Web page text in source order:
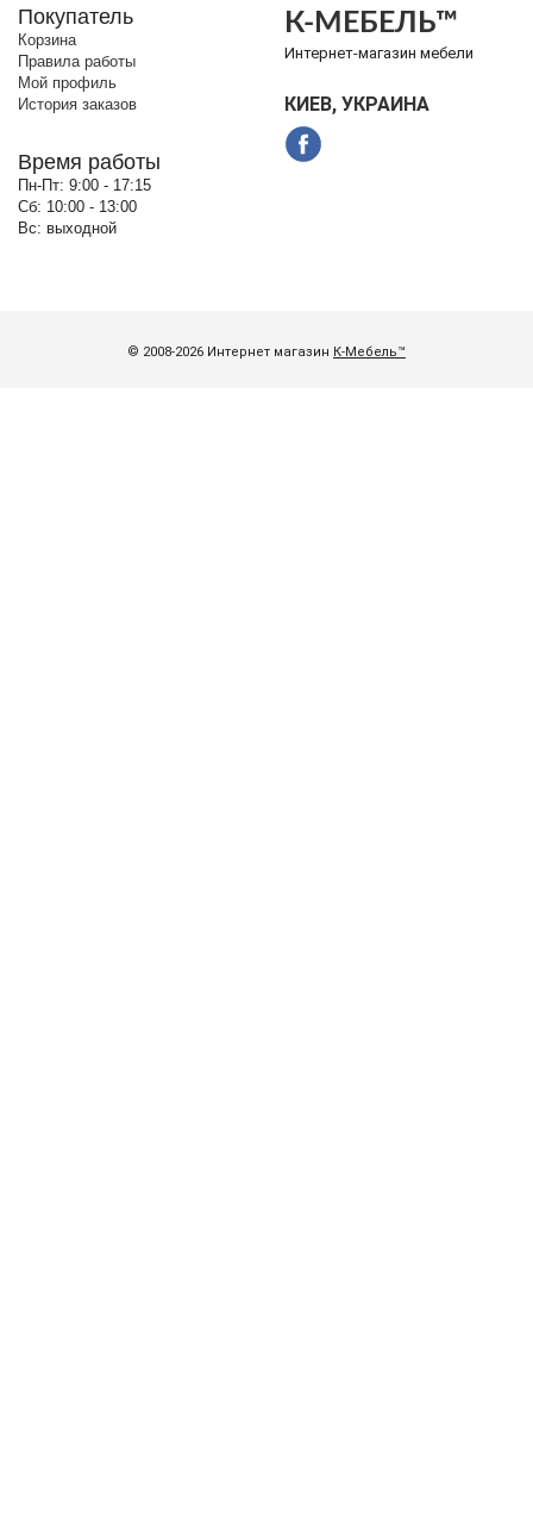
© 2008-2026 Интернет магазин К-Мебель™
Покупатель
Корзина
Правила работы
Мой профиль
История заказов
Время работы
Пн-Пт: 9:00 - 17:15
Сб: 10:00 - 13:00
Вс: выходной
К-МЕБЕЛЬ™
Интернет-магазин мебели
КИЕВ, УКРАИНА